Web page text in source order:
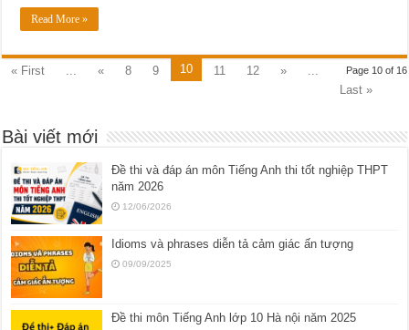
Read More »
Page 10 of 16
« First « 8 9 10 11 12 »
Last »
Bài viết mới
Đề thi và đáp án môn Tiếng Anh thi tốt nghiệp THPT
năm 2026
12/06/2026
Idioms và phrases diễn tả cảm giác ấn tượng
09/09/2025
Đề thi môn Tiếng Anh lớp 10 Hà nội năm 2025